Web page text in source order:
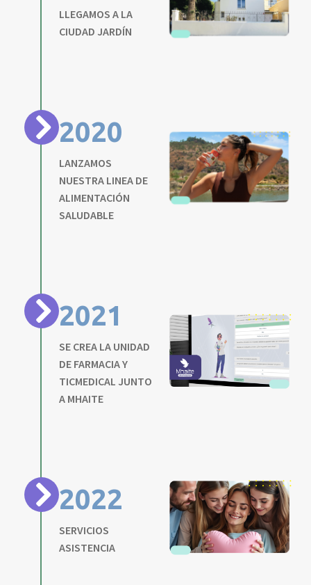
LLEGAMOS A LA
CIUDAD JARDÍN
2020
LANZAMOS
NUESTRA LINEA DE
ALIMENTACIÓN
SALUDABLE
2021
SE CREA LA UNIDAD
DE FARMACIA Y
TICMEDICAL JUNTO
A MHAITE
2022
SERVICIOS
ASISTENCIA